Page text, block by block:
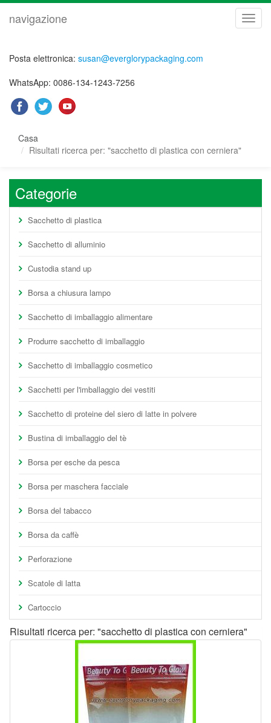
navigazione
Posta elettronica: susan@everglorypackaging.com
WhatsApp: 0086-134-1243-7256
Casa
Risultati ricerca per: "sacchetto di plastica con cerniera"
Categorie
Sacchetto di plastica
Sacchetto di alluminio
Custodia stand up
Borsa a chiusura lampo
Sacchetto di imballaggio alimentare
Produrre sacchetto di imballaggio
Sacchetto di imballaggio cosmetico
Sacchetti per l'imballaggio dei vestiti
Sacchetto di proteine del siero di latte in polvere
Bustina di imballaggio del tè
Borsa per esche da pesca
Borsa per maschera facciale
Borsa del tabacco
Borsa da caffè
Perforazione
Scatole di latta
Cartoccio
Risultati ricerca per: "sacchetto di plastica con cerniera"